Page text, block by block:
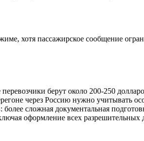
хотя пассажирское сообщение
берут около 200-250
через Россию нужно учитывать
сложная документальная
оформление всех разрешительных